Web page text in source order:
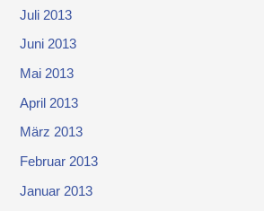
Juli 2013
Juni 2013
Mai 2013
April 2013
März 2013
Februar 2013
Januar 2013